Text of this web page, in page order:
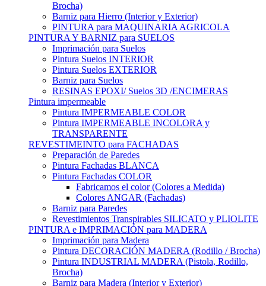
Brocha)
Barniz para Hierro (Interior y Exterior)
PINTURA para MAQUINARIA AGRICOLA
PINTURA Y BARNIZ para SUELOS
Imprimación para Suelos
Pintura Suelos INTERIOR
Pintura Suelos EXTERIOR
Barniz para Suelos
RESINAS EPOXI/ Suelos 3D /ENCIMERAS
Pintura impermeable
Pintura IMPERMEABLE COLOR
Pintura IMPERMEABLE INCOLORA y
TRANSPARENTE
REVESTIMEINTO para FACHADAS
Preparación de Paredes
Pintura Fachadas BLANCA
Pintura Fachadas COLOR
Fabricamos el color (Colores a Medida)
Colores ANGAR (Fachadas)
Barniz para Paredes
Revestimientos Transpirables SILICATO y PLIOLITE
PINTURA e IMPRIMACIÓN para MADERA
Imprimación para Madera
Pintura DECORACIÓN MADERA (Rodillo / Brocha)
Pintura INDUSTRIAL MADERA (Pistola, Rodillo,
Brocha)
Barniz para Madera (Interior y Exterior)